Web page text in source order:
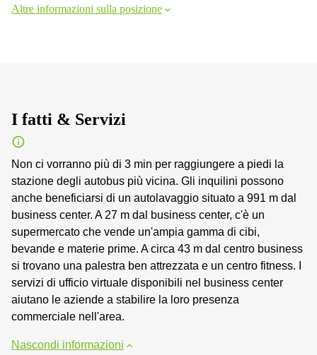
Altre informazioni sulla posizione
I fatti & Servizi
Non ci vorranno più di 3 min per raggiungere a piedi la
stazione degli autobus più vicina. Gli inquilini possono
anche beneficiarsi di un autolavaggio situato a 991 m dal
business center. A 27 m dal business center, c'è un
supermercato che vende un'ampia gamma di cibi,
bevande e materie prime. A circa 43 m dal centro business
si trovano una palestra ben attrezzata e un centro fitness. I
servizi di ufficio virtuale disponibili nel business center
aiutano le aziende a stabilire la loro presenza
commerciale nell'area.
Nascondi informazioni